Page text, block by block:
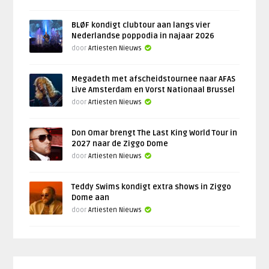
BLØF kondigt clubtour aan langs vier
Nederlandse poppodia in najaar 2026
doorArtiesten Nieuws
Megadeth met afscheidstournee naar AFAS
Live Amsterdam en Vorst Nationaal Brussel
doorArtiesten Nieuws
Don Omar brengt The Last King World Tour in
2027 naar de Ziggo Dome
doorArtiesten Nieuws
Teddy Swims kondigt extra shows in Ziggo
Dome aan
doorArtiesten Nieuws